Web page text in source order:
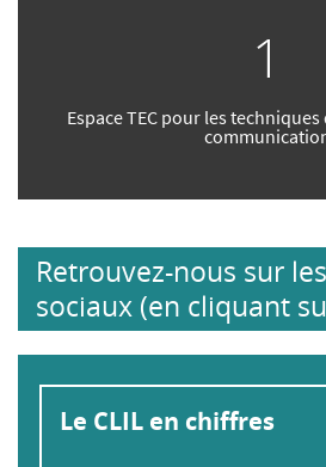
1
Espace TEC pour les techniques
Retrouvez-nous sur
sociaux (en cliquant
Le CLIL en chiffres